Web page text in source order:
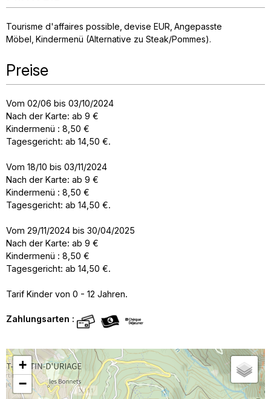
Tourisme d'affaires possible devise EUR Angepasste
Möbel Kindermenü (Alternative zu Steak/Pommes)
Preise
Vom 02/06 bis 03/10/2024
Nach der Karte: ab 9 €
Kindermenü : 8,50 €
Tagesgericht: ab 14,50 €.
Vom 18/10 bis 03/11/2024
Nach der Karte: ab 9 €
Kindermenü : 8,50 €
Tagesgericht: ab 14,50 €.
Vom 29/11/2024 bis 30/04/2025
Nach der Karte: ab 9 €
Kindermenü : 8,50 €
Tagesgericht: ab 14,50 €.
Tarif Kinder von 0 - 12 Jahren.
Zahlungsarten :
+
−